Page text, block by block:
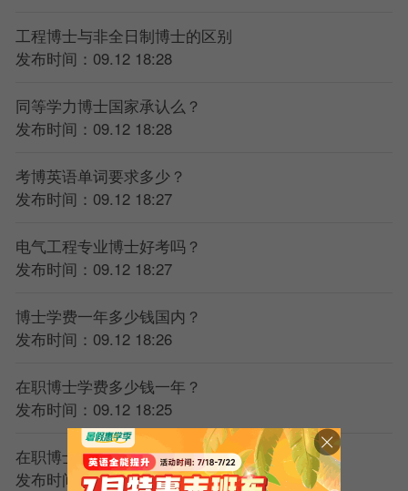
工程博士与非全日制博士的区别
发布时间：09.12 18:28
同等学力博士国家承认么？
发布时间：09.12 18:28
考博英语单词要求多少？
发布时间：09.12 18:27
电气工程专业博士好考吗？
发布时间：09.12 18:27
博士学费一年多少钱国内？
发布时间：09.12 18:26
在职博士学费多少钱一年？
发布时间：09.12 18:25
在职博士是双证吗还是单证？
发布时间：09.12 18:25